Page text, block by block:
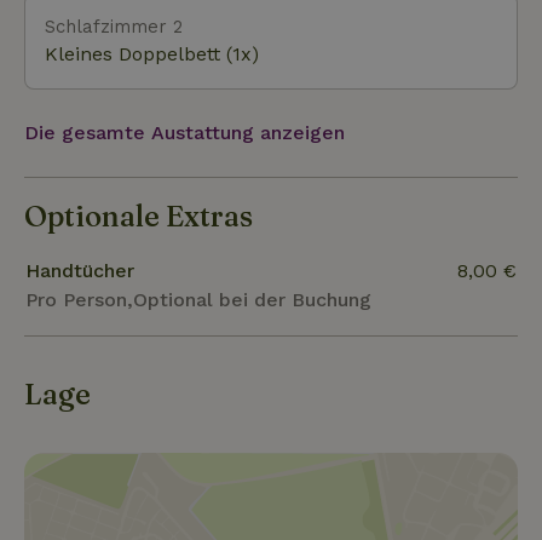
an Geschäften, Restaurants und kulturellen
Aktivitäten. Egal, ob du die Ruhe der Natur und
historische Schlösser liebst oder das pulsierende
perfekter Ort, um das Beste zu genießen, was
Schlafzimmer 2
Kleines Doppelbett (1x)
Die gesamte Austattung anzeigen
Optionale Extras
Handtücher
Pro Person,Optional bei der Buchung
8,00 €
Lage